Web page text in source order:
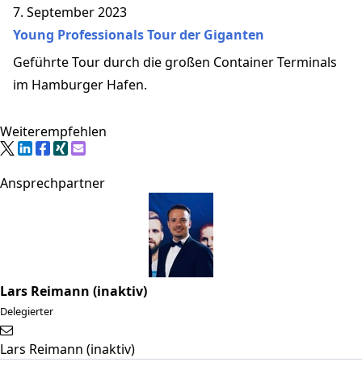
7. September 2023
Young Professionals Tour der Giganten
Geführte Tour durch die großen Container Terminals
im Hamburger Hafen.
Weiterempfehlen
Ansprechpartner
Lars Reimann (inaktiv)
Delegierter
Lars Reimann (inaktiv)